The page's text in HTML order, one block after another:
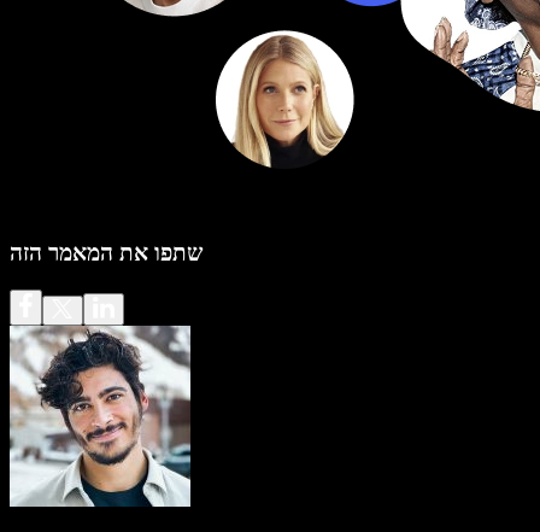
שתפו את המאמר הזה